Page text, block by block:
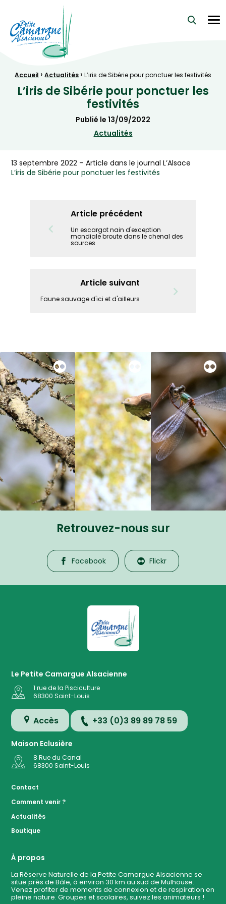
La Petite Camargue Alsacienne Réserve Naturelle au
Fil d'Ariane :
Accueil › Actualités › L’iris de Sibérie pour ponctuer les festivités
L’iris de Sibérie pour ponctuer les
festivités
Publié le 13/09/2022
Actualités
13 septembre 2022 – Article dans le journal L’Alsace
L’iris de Sibérie pour ponctuer les festivités
Article précédent
Un escargot nain d'exception
mondiale broute dans le chenal des
sources
Article suivant
Faune sauvage d'ici et d'ailleurs
Retrouvez-nous sur
Facebook Flickr
La Petite Camargue
Le Petite Camargue Alsacienne
1 rue de la Pisciculture
68300 Saint-Louis
Accès +33 (0)3 89 89 78 59
Maison Eclusière
8 Rue du Canal
68300 Saint-Louis
Contact
Comment venir ?
Actualités
Boutique
À propos
La Réserve Naturelle de la Petite Camargue Alsacienne se
situe près de Bâle, à environ 30 km au sud de Mulhouse.
Venez profiter de moments de connexion et de respiration en
pleine nature. Groupes et scolaires, suivez les animateurs !
Contact